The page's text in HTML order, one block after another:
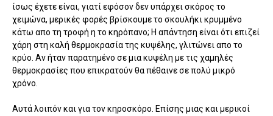
ίσως έχετε είναι, γιατί εφόσον δεν υπάρχει σκόρος το
χειμώνα, μερικές φορές βρίσκουμε το σκουλήκι κρυμμένο
κάτω απο τη τροφή η το κηρόπανο; Η απάντηση είναι ότι επιζεί
χάρη στη καλή θερμοκρασία της κυψέλης, γλιτώνει απο το
κρύο. Αν ήταν παρατημένο σε μια κυψέλη με τις χαμηλές
θερμοκρασίες που επικρατούν θα πέθαινε σε πολύ μικρό
χρόνο.
Αυτά λοιπόν και για τον κηροσκόρο. Επίσης μιας και μερικοί